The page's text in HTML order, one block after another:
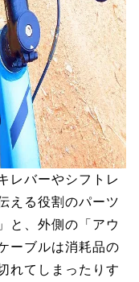
レバーやシフトレ
える役割のパーツ
と、外側の「アウ
ーブルは消耗品の
れてしまったりす